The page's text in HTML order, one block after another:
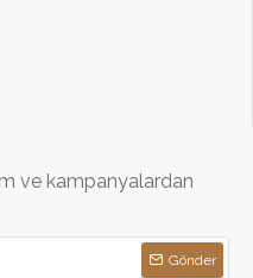
ve kampanyalardan
Gönder